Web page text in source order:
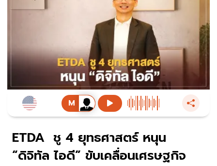
ETDA ชู 4 ยุทธศาสตร์ หนุน
“ดิจิทัล ไอดี” ขับเคลื่อนเศรษฐกิจ